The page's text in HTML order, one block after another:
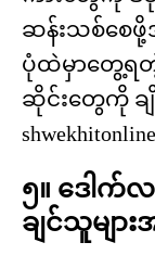
ဆန်းသစ်စေ
ပုံထဲမှာတွေ့ရ
ဆိုင်းတွေကို ခ
၅။ ဒေါက်လ
ချင်သူမျ